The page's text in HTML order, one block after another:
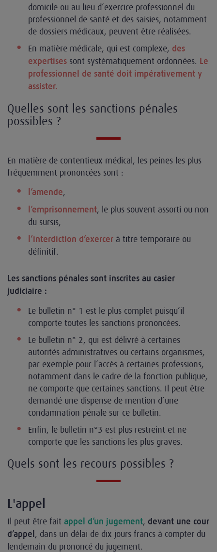
domicile ou au lieu d’exercice professionnel du
professionnel de santé et des saisies, notamment
de dossiers médicaux, peuvent être réalisées.
En matière médicale, qui est complexe, des
expertises sont systématiquement ordonnées. Le
professionnel de santé doit impérativement y
assister.
Quelles sont les sanctions pénales
possibles ?
En matière de contentieux médical, les peines les plus
fréquemment prononcées sont :
l’amende,
l’emprisonnement, le plus souvent assorti ou non
du sursis,
l’interdiction d’exercer à titre temporaire ou
définitif.
Les sanctions pénales sont inscrites au casier
judiciaire :
Le bulletin n° 1 est le plus complet puisqu’il
comporte toutes les sanctions prononcées.
Le bulletin n° 2, qui est délivré à certaines
autorités administratives ou certains organismes,
par exemple pour l’accès à certaines professions,
notamment dans le cadre de la fonction publique,
ne comporte que certaines sanctions. Il peut être
demandé une dispense de mention d’une
condamnation pénale sur ce bulletin.
Enfin, le bulletin n°3 est plus restreint et ne
comporte que les sanctions les plus graves.
Quels sont les recours possibles ?
L'appel
Il peut être fait appel d’un jugement, devant une cour
d’appel , dans un délai de dix jours francs à compter du
lendemain du prononcé du jugement.